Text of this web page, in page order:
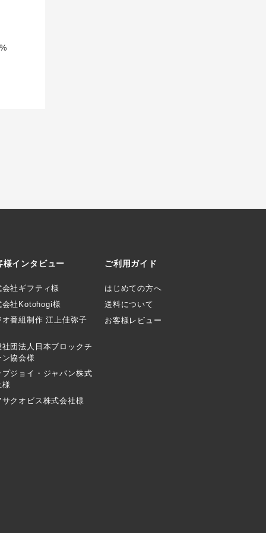
様インタビュー
会社ギフティ様
会社Kotohogi様
オ番組制作 江上佳弥子
社団法人日本ブロックチ
ン協会様
プジョイ・ジャパン株式
様
サクオビス株式会社様
ご利用ガイド
はじめての方へ
送料について
お客様レビュー